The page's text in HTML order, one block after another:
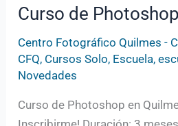
Curso de Photoshop
Centro Fotográfico Quilmes -
CFQ, Cursos Solo, Escuela,
Novedades
Curso de Photoshop en